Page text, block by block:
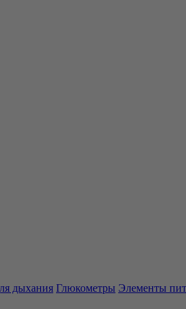
дыхания Глюкометры Элементы